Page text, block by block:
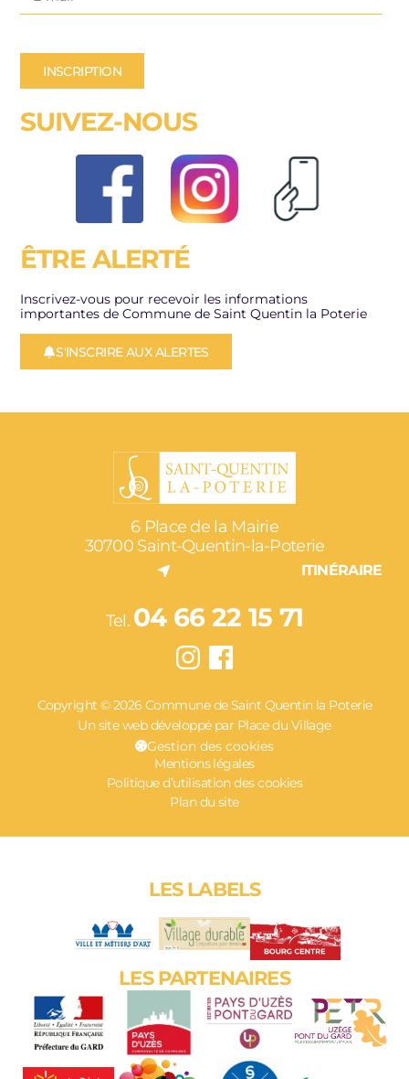
INSCRIPTION
SUIVEZ-NOUS
ÊTRE ALERTÉ
Inscrivez-vous pour recevoir les informations
importantes de Commune de Saint Quentin la Poterie
S'INSCRIRE AUX ALERTES
6 Place de la Mairie
30700 Saint-Quentin-la-Poterie
ITINÉRAIRE
Tel. 04 66 22 15 71
Copyright © 2026 Commune de Saint Quentin la Poterie
Un site web développé par Place du Village
Gestion des cookies
Mentions légales
Politique d’utilisation des cookies
Plan du site
LES LABELS
LES PARTENAIRES